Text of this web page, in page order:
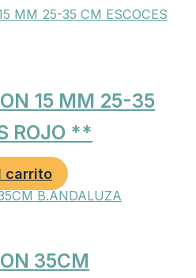
15 MM 25-35
ROJO **
carrito
35CM